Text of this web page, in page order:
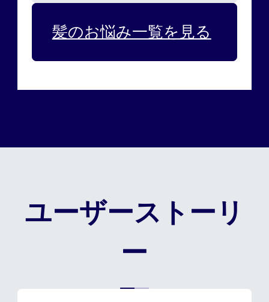
髪のお悩み一覧を見る
ユーザーストーリ
ー